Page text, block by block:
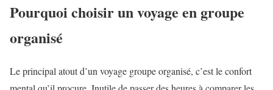
Pourquoi choisir un voyage en groupe
organisé
Le principal atout d’un voyage groupe organisé, c’est le confort